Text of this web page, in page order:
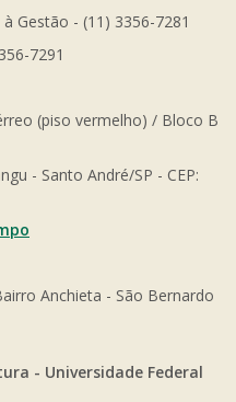
Gestão - (11) 3356-7281
7291
(piso vermelho) / Bloco B
- Santo André/SP - CEP:
Anchieta - São Bernardo
- Universidade Federal